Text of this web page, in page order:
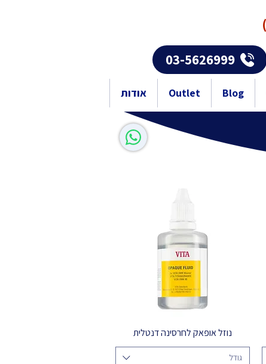
03-5626999
Blog
Outlet אודות
נוזל אופאק לחרסינה דנטלית
גודל